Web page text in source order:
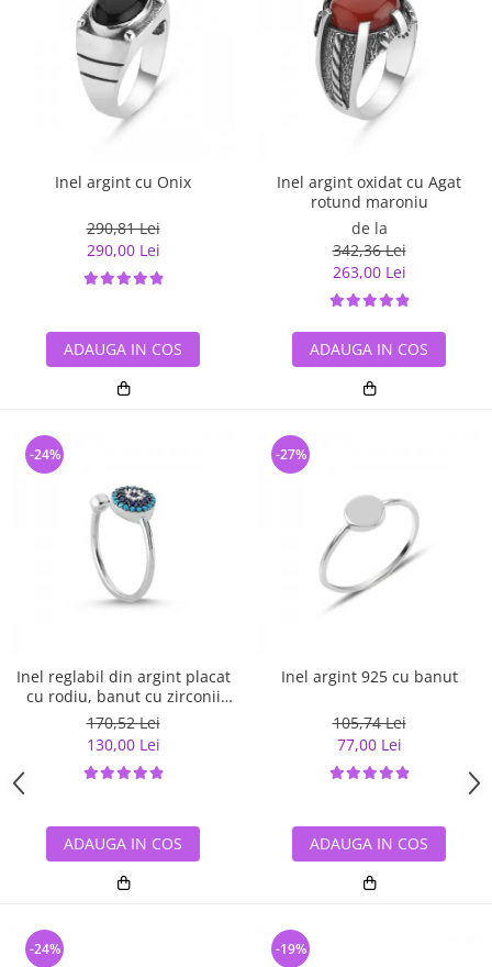
Inel argint cu Onix
290,81 Lei
290,00 Lei
ADAUGA IN COS
Inel argint oxidat cu Agat
rotund maroniu
de la
342,36 Lei
263,00 Lei
ADAUGA IN COS
Inel reglabil din argint placat
cu rodiu, banut cu zirconii
albe si albastre
170,52 Lei
130,00 Lei
-24%
ADAUGA IN COS
Inel argint 925 cu banut
105,74 Lei
77,00 Lei
-27%
ADAUGA IN COS
-24% -19%